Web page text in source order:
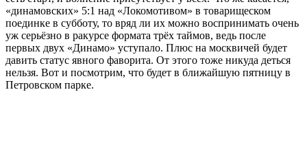
«динамовских» 5:1 над «Локомотивом» в товарищеском
поединке в субботу, то вряд ли их можно воспринимать очень
уж серьёзно в ракурсе формата трёх таймов, ведь после
первых двух «Динамо» уступало. Плюс на москвичей будет
давить статус явного фаворита. От этого тоже никуда деться
нельзя. Вот и посмотрим, что будет в ближайшую пятницу в
Петровском парке.